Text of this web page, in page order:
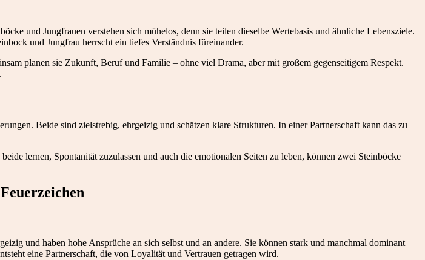
und Jungfrauen verstehen sich mühelos, denn sie teilen dieselbe Wertebasis und ähnliche Lebensziele.
und Jungfrau herrscht ein tiefes Verständnis füreinander.
planen sie Zukunft, Beruf und Familie – ohne viel Drama, aber mit großem gegenseitigem Respekt.
Beide sind zielstrebig, ehrgeizig und schätzen klare Strukturen. In einer Partnerschaft kann das zu
lernen, Spontanität zuzulassen und auch die emotionalen Seiten zu leben, können zwei Steinböcke
und haben hohe Ansprüche an sich selbst und an andere. Sie können stark und manchmal dominant
eine Partnerschaft, die von Loyalität und Vertrauen getragen wird.